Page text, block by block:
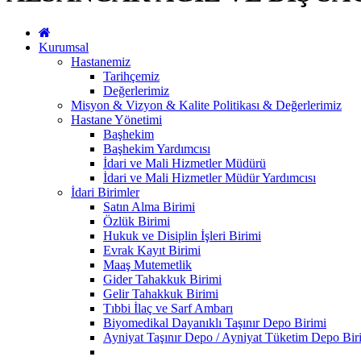
Kurumsal
Hastanemiz
Tarihçemiz
Değerlerimiz
Misyon & Vizyon & Kalite Politikası & Değerlerimiz
Hastane Yönetimi
Başhekim
Başhekim Yardımcısı
İdari ve Mali Hizmetler Müdürü
İdari ve Mali Hizmetler Müdür Yardımcısı
İdari Birimler
Satın Alma Birimi
Özlük Birimi
Hukuk ve Disiplin İşleri Birimi
Evrak Kayıt Birimi
Maaş Mutemetlik
Gider Tahakkuk Birimi
Gelir Tahakkuk Birimi
Tıbbi İlaç ve Sarf Ambarı
Biyomedikal Dayanıklı Taşınır Depo Birimi
Ayniyat Taşınır Depo / Ayniyat Tüketim Depo